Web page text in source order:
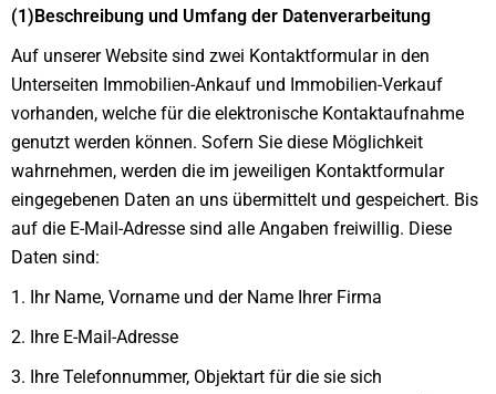
(1)Beschreibung und Umfang der Datenverarbeitung
Auf unserer Website sind zwei Kontaktformular in den
Unterseiten Immobilien-Ankauf und Immobilien-Verkauf
vorhanden, welche für die elektronische Kontaktaufnahme
genutzt werden können. Sofern Sie diese Möglichkeit
wahrnehmen, werden die im jeweiligen Kontaktformular
eingegebenen Daten an uns übermittelt und gespeichert. Bis
auf die E-Mail-Adresse sind alle Angaben freiwillig. Diese
Daten sind:
1. Ihr Name, Vorname und der Name Ihrer Firma
2. Ihre E-Mail-Adresse
3. Ihre Telefonnummer, Objektart für die sie sich